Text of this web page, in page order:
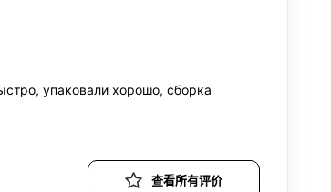
упаковали хорошо, сборка
查看所有评价